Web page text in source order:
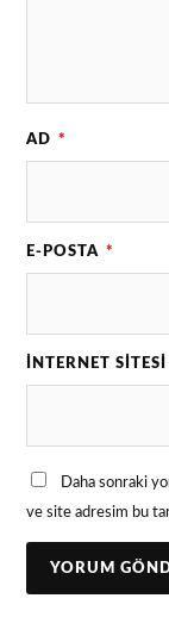
AD *
E-POSTA *
İNTERNET SITESI
Daha sonraki
ve site adresim bu